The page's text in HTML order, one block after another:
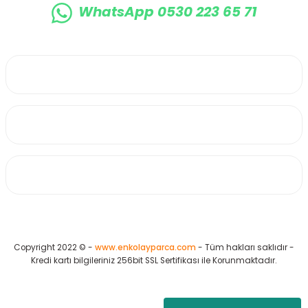
WhatsApp 0530 223 65 71
Copyright 2022 © - www.enkolayparca.com - Tüm hakları saklıdır -
Kredi kartı bilgileriniz 256bit SSL Sertifikası ile Korunmaktadır.